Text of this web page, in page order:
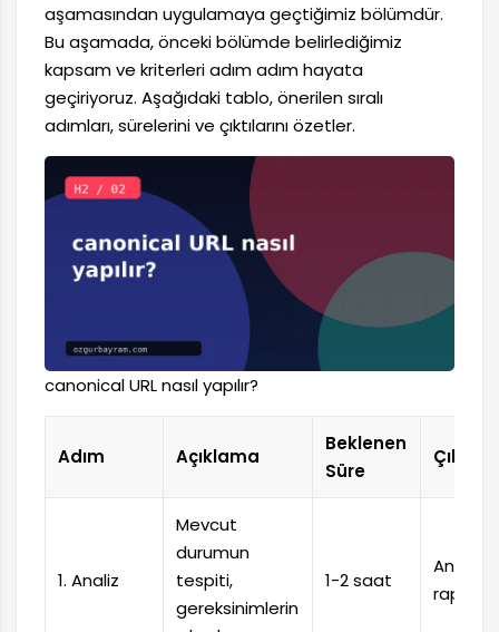
aşamasından uygulamaya geçtiğimiz bölümdür.
Bu aşamada, önceki bölümde belirlediğimiz
kapsam ve kriterleri adım adım hayata
geçiriyoruz. Aşağıdaki tablo, önerilen sıralı
adımları, sürelerini ve çıktılarını özetler.
canonical URL nasıl yapılır?
Adım Açıklama
Beklenen
Süre
Çıktı
1. Analiz
Mevcut
durumun
tespiti,
gereksinimlerin
1-2 saat
Analiz
raporu